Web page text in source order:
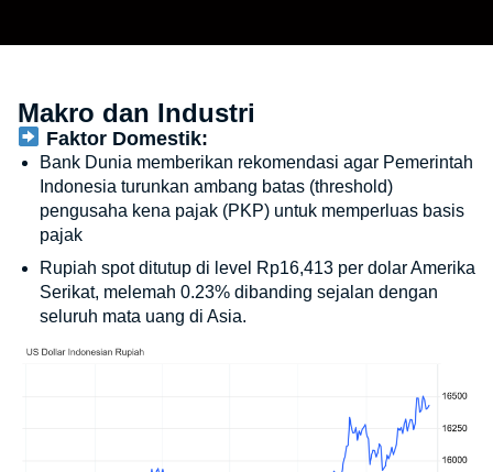
Makro dan Industri
Faktor Domestik:
Bank Dunia memberikan rekomendasi agar Pemerintah
Indonesia turunkan ambang batas (threshold)
pengusaha kena pajak (PKP) untuk memperluas basis
pajak
Rupiah spot ditutup di level Rp16,413 per dolar Amerika
Serikat, melemah 0.23% dibanding sejalan dengan
seluruh mata uang di Asia.